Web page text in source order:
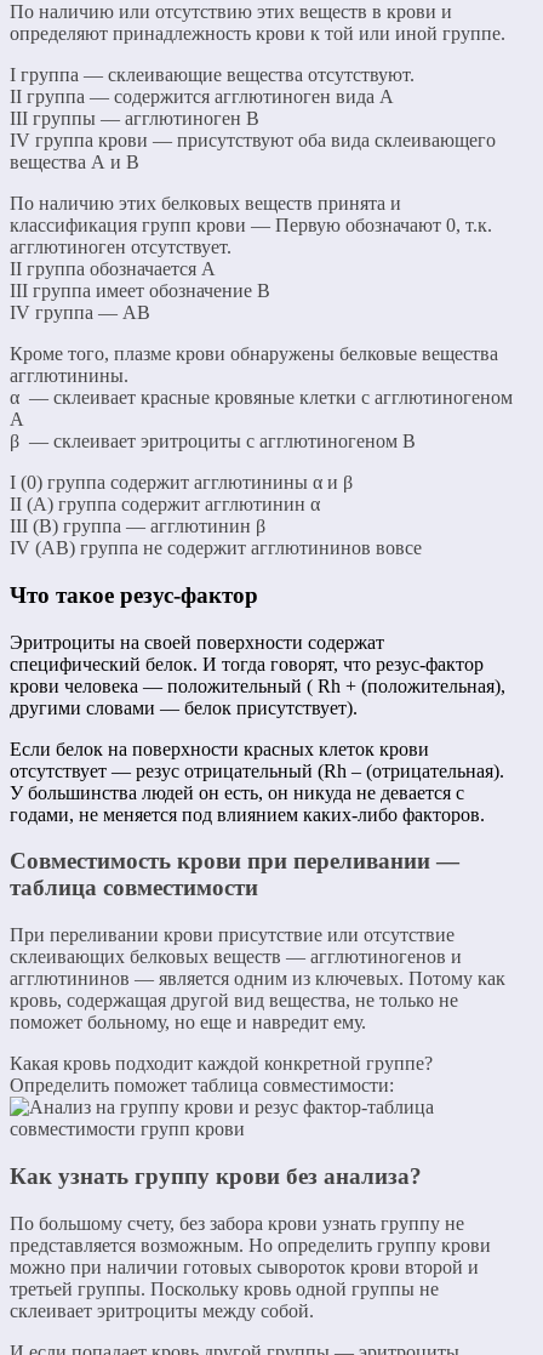
По наличию или отсутствию этих веществ в крови и
определяют принадлежность крови к той или иной группе.
I группа — склеивающие вещества отсутствуют.
II группа — содержится агглютиноген вида А
III группы — агглютиноген В
IV группа крови — присутствуют оба вида склеивающего
вещества А и В
По наличию этих белковых веществ принята и
классификация групп крови — Первую обозначают 0, т.к.
агглютиноген отсутствует.
II группа обозначается А
III группа имеет обозначение В
IV группа — АВ
Кроме того, плазме крови обнаружены белковые вещества
агглютинины.
α — склеивает красные кровяные клетки с агглютиногеном
А
β — склеивает эритроциты с агглютиногеном В
I (0) группа содержит агглютинины α и β
II (А) группа содержит агглютинин α
III (В) группа — агглютинин β
IV (АВ) группа не содержит агглютининов вовсе
Что такое резус-фактор
Эритроциты на своей поверхности содержат
специфический белок. И тогда говорят, что резус-фактор
крови человека — положительный ( Rh + (положительная),
другими словами — белок присутствует).
Если белок на поверхности красных клеток крови
отсутствует — резус отрицательный (Rh – (отрицательная).
У большинства людей он есть, он никуда не девается с
годами, не меняется под влиянием каких-либо факторов.
Совместимость крови при переливании —
таблица совместимости
При переливании крови присутствие или отсутствие
склеивающих белковых веществ — агглютиногенов и
агглютининов — является одним из ключевых. Потому как
кровь, содержащая другой вид вещества, не только не
поможет больному, но еще и навредит ему.
Какая кровь подходит каждой конкретной группе?
Определить поможет таблица совместимости:
Как узнать группу крови без анализа?
По большому счету, без забора крови узнать группу не
представляется возможным. Но определить группу крови
можно при наличии готовых сывороток крови второй и
третьей группы. Поскольку кровь одной группы не
склеивает эритроциты между собой.